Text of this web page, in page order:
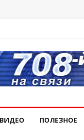
ВИДЕО ПОЛЕЗНОЕ